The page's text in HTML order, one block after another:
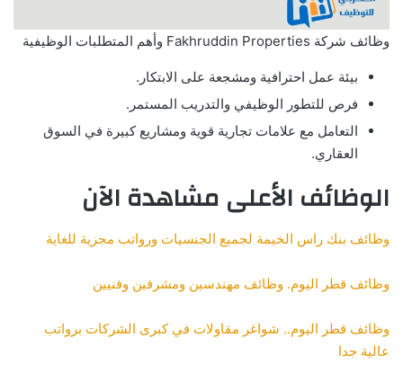
وظائف شركة Fakhruddin Properties وأهم المتطلبات الوظيفية
بيئة عمل احترافية ومشجعة على الابتكار.
فرص للتطور الوظيفي والتدريب المستمر.
التعامل مع علامات تجارية قوية ومشاريع كبيرة في السوق
العقاري.
الوظائف الأعلى مشاهدة الآن
وظائف بنك راس الخيمة لجميع الجنسيات ورواتب مجزية للغاية
وظائف قطر اليوم. وظائف مهندسين ومشرفين وفنيين
وظائف قطر اليوم.. شواغر مقاولات في كبرى الشركات برواتب
عالية جدا